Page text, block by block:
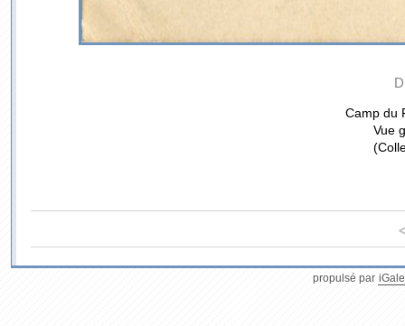
Camp du
Vue
propulsé par